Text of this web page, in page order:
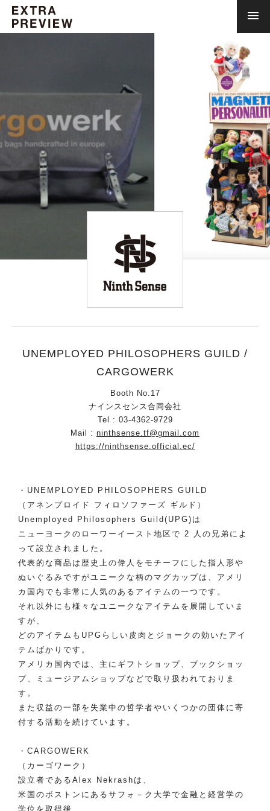
UNEMPLOYED PHILOSOPHERS GUILD /
CARGOWERK
Booth No.17
ナインスセンス合同会社
Tel : 03-4362-9729
Mail : ninthsense.tf@gmail.com
https://ninthsense.official.ec/
・UNEMPLOYED PHILOSOPHERS GUILD
（アネンプロイド フィロソファーズ ギルド）
Unemployed Philosophers Guild(UPG)は
ニューヨークのローワーイースト地区で 2 人の兄弟によ
って設立されました。
代表的な商品は歴史上の偉人をモチーフにした指人形や
ぬいぐるみですがユニークな柄のマグカップは、アメリ
カ国内でも非常に人気のあるアイテムの一つです。
それ以外にも様々なユニークなアイテムを展開していま
すが、
どのアイテムもUPGらしい皮肉とジョークの効いたアイ
テムばかりです。
アメリカ国内では、主にギフトショップ、ブックショッ
プ、ミュージアムショップなどで取り扱われておりま
す。
また収益の一部を失業中の哲学者やいくつかの団体に寄
付する活動を続けています。
・CARGOWERK
（カーゴワーク）
設立者であるAlex Nekrashは、
米国のボストンにあるサフォ－ク大学で金融と経営学の
学位を取得後、